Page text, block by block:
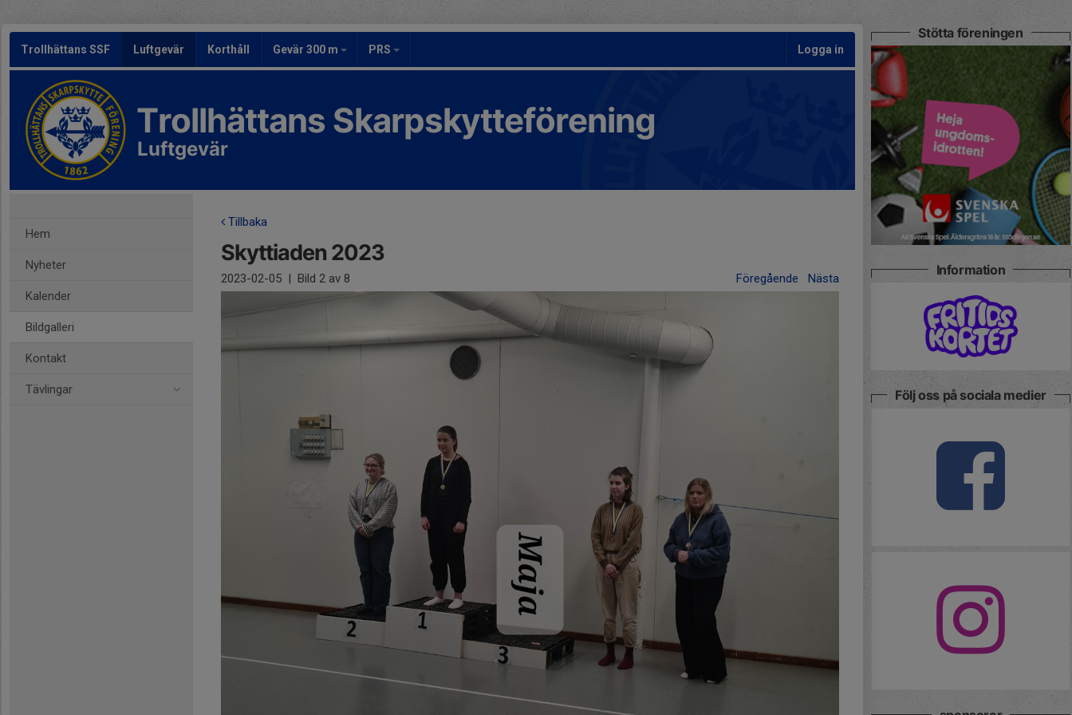
Trollhättans SSF Luftgevär Korthåll Gevär 300 m PRS Logga in
Trollhättans Skarpskytteförening
Luftgevär
Hem
Nyheter
Kalender
Bildgalleri
Kontakt
Tävlingar
Tillbaka
Skyttiaden 2023
2023-02-05 | Bild 2 av 8 Föregående Nästa
Stötta föreningen
Information
Följ oss på sociala medier